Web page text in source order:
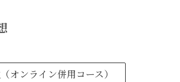
ンライン併用コース）